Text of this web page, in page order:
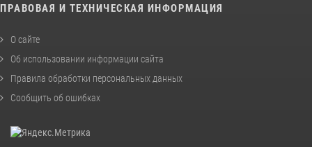
ПРАВОВАЯ И ТЕХНИЧЕСКАЯ ИНФОРМАЦИЯ
О сайте
Об использовании информации сайта
Правила обработки персональных данных
Сообщить об ошибках